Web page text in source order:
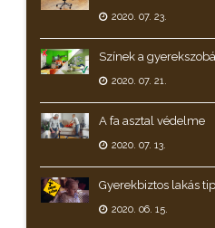
2020. 07. 23.
Színek a
2020. 07. 21.
A fa asztal védelme
2020. 07. 13.
Gyerekbiztos lakás
2020. 06. 15.